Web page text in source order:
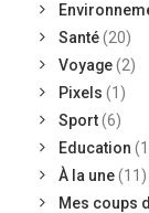
Santé(20)
Voyage(2)
Pixels (1)
Sport(6)
Education
À la une(11)
Mes coups